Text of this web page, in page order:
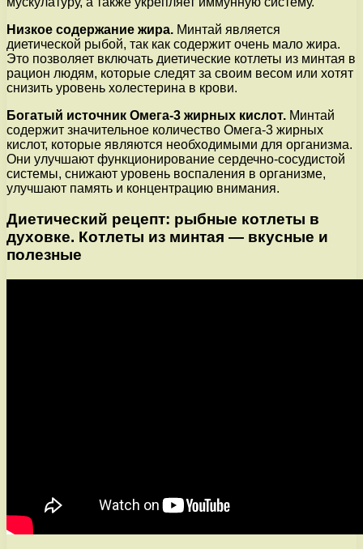
Низкое содержание жира. Минтай является
диетической рыбой, так как содержит очень мало жира.
Это позволяет включать диетические котлеты из минтая в
рацион людям, которые следят за своим весом или хотят
снизить уровень холестерина в крови.
Богатый источник Омега-3 жирных кислот. Минтай
содержит значительное количество Омега-3 жирных
кислот, которые являются необходимыми для организма.
Они улучшают функционирование сердечно-сосудистой
системы, снижают уровень воспаления в организме,
улучшают память и концентрацию внимания.
Диетический рецепт: рыбные котлеты в
духовке. Котлеты из минтая — вкусные и
полезные